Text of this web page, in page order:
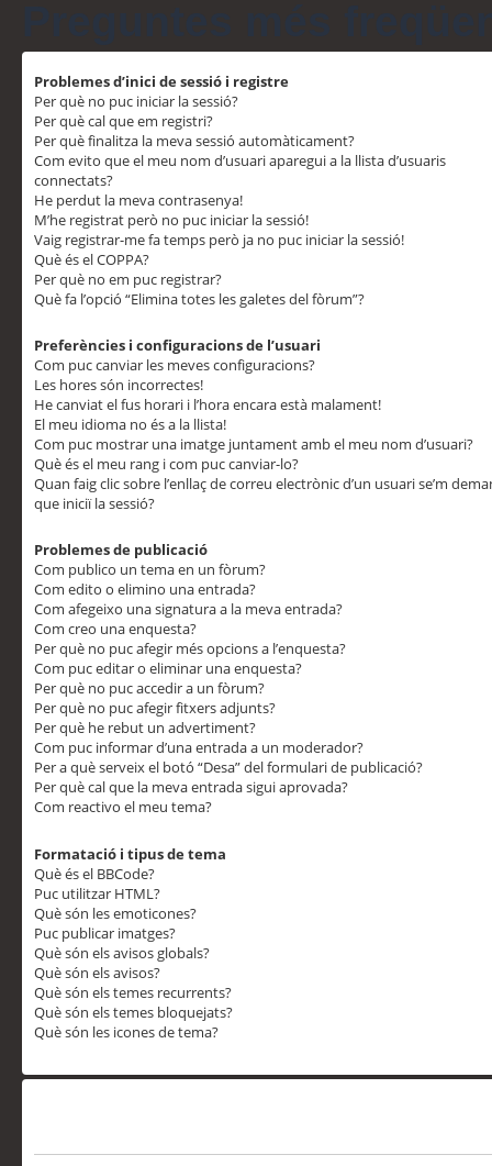
Problemes d’inici de sessió i registre
Per què no puc iniciar la sessió?
Per què cal que em registri?
Per què finalitza la meva sessió automàticament?
Com evito que el meu nom d’usuari aparegui a la llista d’usuaris
connectats?
He perdut la meva contrasenya!
M’he registrat però no puc iniciar la sessió!
Vaig registrar-me fa temps però ja no puc iniciar la sessió!
Què és el COPPA?
Per què no em puc registrar?
Què fa l’opció “Elimina totes les galetes del fòrum”?
Preferències i configuracions de l’usuari
Com puc canviar les meves configuracions?
Les hores són incorrectes!
He canviat el fus horari i l’hora encara està malament!
El meu idioma no és a la llista!
Com puc mostrar una imatge juntament amb el meu nom d’usuari?
Què és el meu rang i com puc canviar-lo?
Quan faig clic sobre l’enllaç de correu electrònic d’un usuari se’m
que iniciï la sessió?
Problemes de publicació
Com publico un tema en un fòrum?
Com edito o elimino una entrada?
Com afegeixo una signatura a la meva entrada?
Com creo una enquesta?
Per què no puc afegir més opcions a l’enquesta?
Com puc editar o eliminar una enquesta?
Per què no puc accedir a un fòrum?
Per què no puc afegir fitxers adjunts?
Per què he rebut un advertiment?
Com puc informar d’una entrada a un moderador?
Per a què serveix el botó “Desa” del formulari de publicació?
Per què cal que la meva entrada sigui aprovada?
Com reactivo el meu tema?
Formatació i tipus de tema
Què és el BBCode?
Puc utilitzar HTML?
Què són les emoticones?
Puc publicar imatges?
Què són els avisos globals?
Què són els avisos?
Què són els temes recurrents?
Què són els temes bloquejats?
Què són les icones de tema?